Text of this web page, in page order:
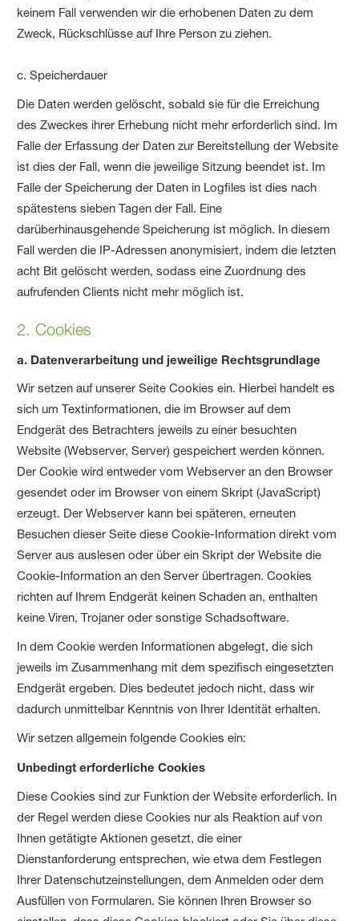
keinem Fall verwenden wir die erhobenen Daten zu dem
Zweck, Rückschlüsse auf Ihre Person zu ziehen.
c. Speicherdauer
Die Daten werden gelöscht, sobald sie für die Erreichung
des Zweckes ihrer Erhebung nicht mehr erforderlich sind. Im
Falle der Erfassung der Daten zur Bereitstellung der Website
ist dies der Fall, wenn die jeweilige Sitzung beendet ist. Im
Falle der Speicherung der Daten in Logfiles ist dies nach
spätestens sieben Tagen der Fall. Eine
darüberhinausgehende Speicherung ist möglich. In diesem
Fall werden die IP-Adressen anonymisiert, indem die letzten
acht Bit gelöscht werden, sodass eine Zuordnung des
aufrufenden Clients nicht mehr möglich ist.
2. Cookies
a. Datenverarbeitung und jeweilige Rechtsgrundlage
Wir setzen auf unserer Seite Cookies ein. Hierbei handelt es
sich um Textinformationen, die im Browser auf dem
Endgerät des Betrachters jeweils zu einer besuchten
Website (Webserver, Server) gespeichert werden können.
Der Cookie wird entweder vom Webserver an den Browser
gesendet oder im Browser von einem Skript (JavaScript)
erzeugt. Der Webserver kann bei späteren, erneuten
Besuchen dieser Seite diese Cookie-Information direkt vom
Server aus auslesen oder über ein Skript der Website die
Cookie-Information an den Server übertragen. Cookies
richten auf Ihrem Endgerät keinen Schaden an, enthalten
keine Viren, Trojaner oder sonstige Schadsoftware.
In dem Cookie werden Informationen abgelegt, die sich
jeweils im Zusammenhang mit dem spezifisch eingesetzten
Endgerät ergeben. Dies bedeutet jedoch nicht, dass wir
dadurch unmittelbar Kenntnis von Ihrer Identität erhalten.
Wir setzen allgemein folgende Cookies ein:
Unbedingt erforderliche Cookies
Diese Cookies sind zur Funktion der Website erforderlich. In
der Regel werden diese Cookies nur als Reaktion auf von
Ihnen getätigte Aktionen gesetzt, die einer
Dienstanforderung entsprechen, wie etwa dem Festlegen
Ihrer Datenschutzeinstellungen, dem Anmelden oder dem
Ausfüllen von Formularen. Sie können Ihren Browser so